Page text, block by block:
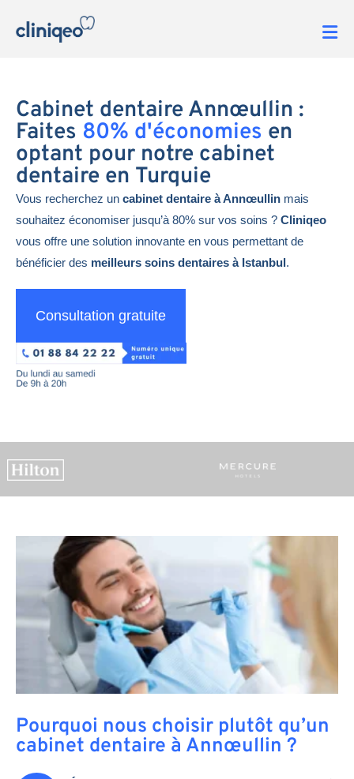
Cabinet dentaire Annœullin :
Faites 80% d'économies en
optant pour notre cabinet
dentaire en Turquie
Vous recherchez un cabinet dentaire à Annœullin mais
souhaitez économiser jusqu’à 80% sur vos soins ? Cliniqeo
vous offre une solution innovante en vous permettant de
bénéficier des meilleurs soins dentaires à Istanbul.
Consultation gratuite
Pourquoi nous choisir plutôt qu’un
cabinet dentaire à Annœullin ?